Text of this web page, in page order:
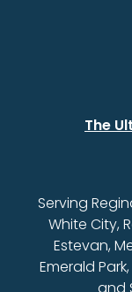
The
Serving
White City,
Estevan,
Emerald